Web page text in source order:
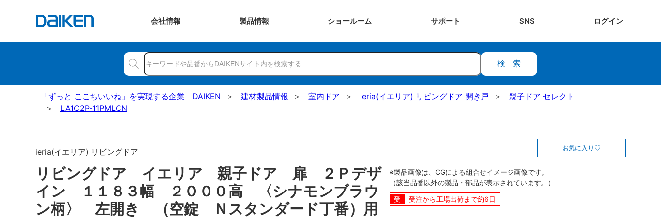
会社情報 製品情報 ショールーム サポート SNS ログイン
検索
「ずっと ここちいいね」を実現する企業 DAIKEN 建材製品情報 室内ドア ieria(イエリア) リビングドア 開き戸
親子ドア セレクト
LA1C2P-11PMLCN
ieria(イエリア) リビングドア
リビングドア イエリア 親子ドア 扉 ２Ｐデザ
イン １１８３幅 ２０００高 〈シナモンブラウ
ン柄〉 左開き （空錠 Ｎスタンダード丁番）用
お気に入り
※製品画像は、CGによる組合せイメージ画像です。
（該当品番以外の製品・部品が表示されています。）
受注から工場出荷まで約6日